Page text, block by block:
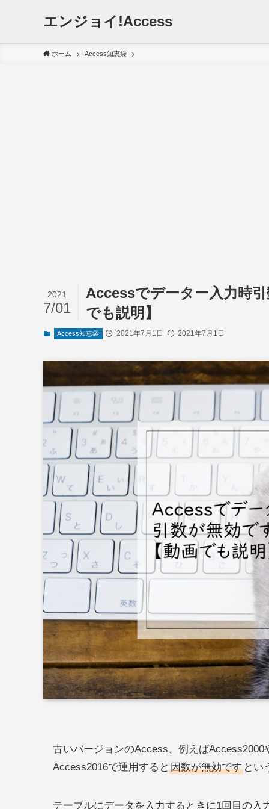
エンジョイ!Access
ホーム Access知恵袋
Accessでデーター入力時
でも説明】
2021
7/01
Access知恵袋 2021年7月1日 2021年7月1日
古いバージョンのAccess、例えば
Access2016で運用すると 因数が無効です とい
テーブルにデータを入力するときに1回目の入